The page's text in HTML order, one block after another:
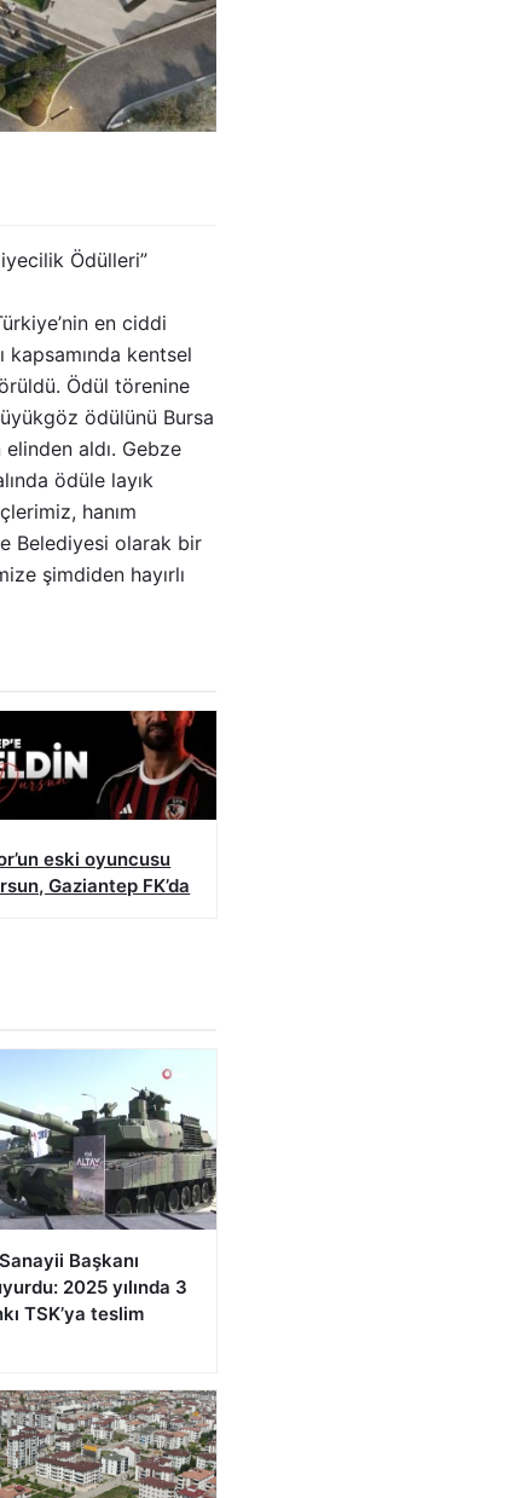
Ödülleri”
en ciddi
kapsamında kentsel
Ödül törenine
ödülünü Bursa
aldı. Gebze
ödüle layık
hanım
Belediyesi olarak bir
şimdiden hayırlı
eski oyuncusu
Gaziantep FK’da
Başkanı
2025 yılında 3
TSK’ya teslim